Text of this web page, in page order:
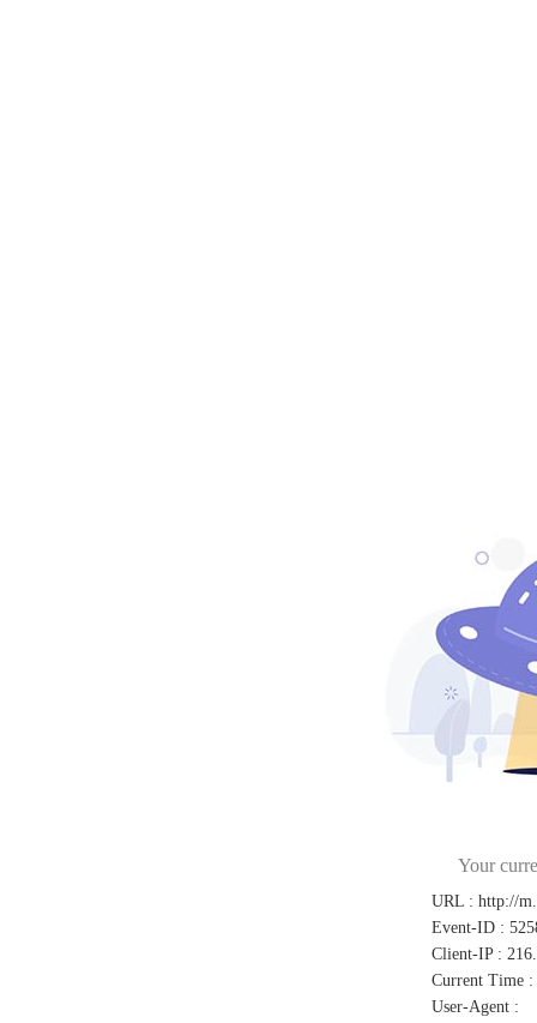
Your
URL : http://
Event-ID :
Client-IP :
Current Time :
User-Agent :